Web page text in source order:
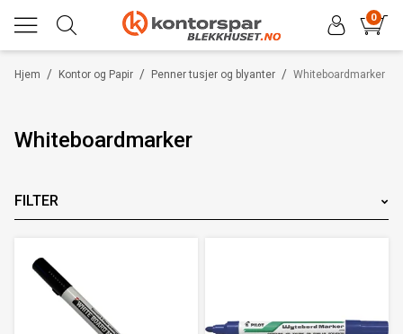
0
/
Hjem /
Kontor og Papir /
Penner tusjer og blyanter Whiteboardmarker
Whiteboardmarker
FILTER